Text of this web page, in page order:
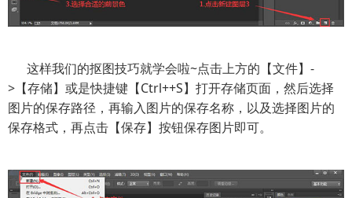
这样我们的抠图技巧就学会啦~点击上方的【文件】-
>【存储】或是快捷键【Ctrl++S】打开存储页面，然后选择
图片的保存路径，再输入图片的保存名称，以及选择图片的
保存格式，再点击【保存】按钮保存图片即可。